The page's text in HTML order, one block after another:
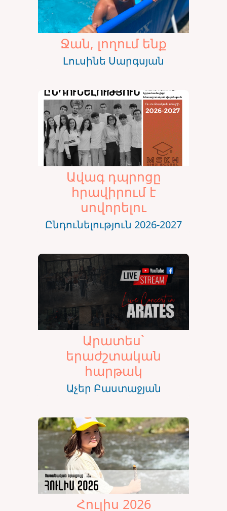
Ջան, լողում ենք
Լուսինե Սարգսյան
Ավագ դպրոցը
հրավիրում է
սովորելու
Ընդունելություն 2026-2027
Արատես`
երաժշտական
հարթակ
Աչեր Բաստաջյան
Հուլիս 2026